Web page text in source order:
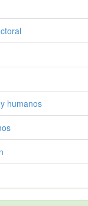
humanos